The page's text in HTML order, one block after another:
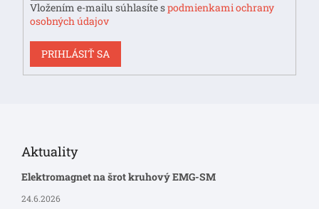
Vložením e-mailu súhlasíte spodmienkami ochrany
osobných údajov
PRIHLÁSIŤ SA
Aktuality
Elektromagnet na šrot kruhový EMG-SM
24.6.2026